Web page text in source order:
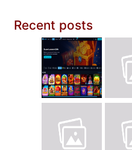
Recent posts